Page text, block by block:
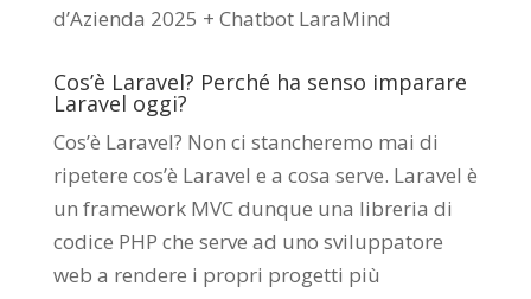
d’Azienda 2025 + Chatbot LaraMind
Cos’è Laravel? Perché ha senso imparare
Laravel oggi?
Cos’è Laravel? Non ci stancheremo mai di
ripetere cos’è Laravel e a cosa serve. Laravel è
un framework MVC dunque una libreria di
codice PHP che serve ad uno sviluppatore
web a rendere i propri progetti più